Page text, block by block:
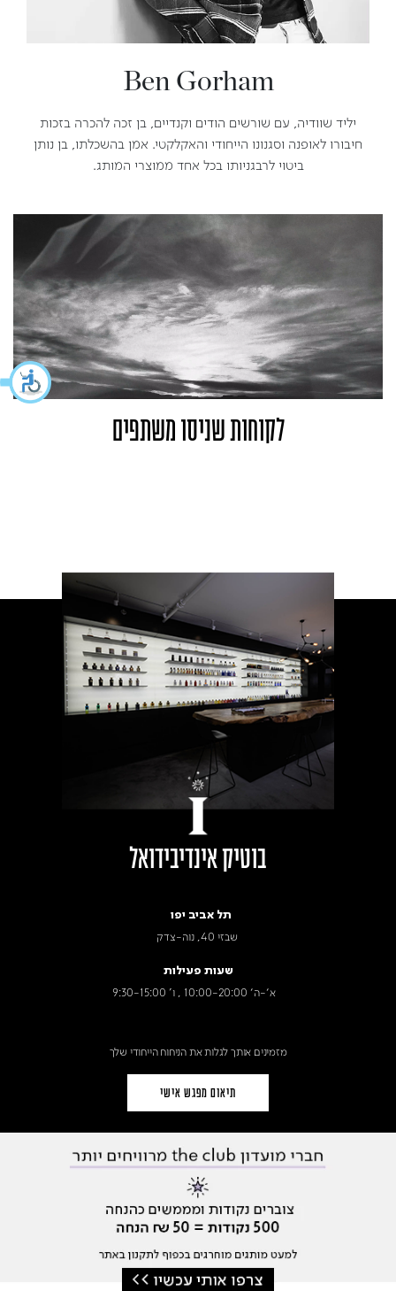
Ben Gorham
יליד שוודיה, עם שורשים הודים וקנדיים, בן זכה להכרה בזכות
חיבורו לאופנה וסגנונו הייחודי והאקלקטי. אמן בהשכלתו, בן נותן
ביטוי לרבגניותו בכל אחד ממוצרי המותג.
לקוחות שניסו משתפים
בוטיק אינדיבידואל
תל אביב יפו
שבזי 40, נוה-צדק
שעות פעילות
א׳-ה׳ 10:00-20:00 , ו' 9:30-15:00
מזמינים אותך לגלות את הניחוח הייחודי שלך
תיאום מפגש אישי